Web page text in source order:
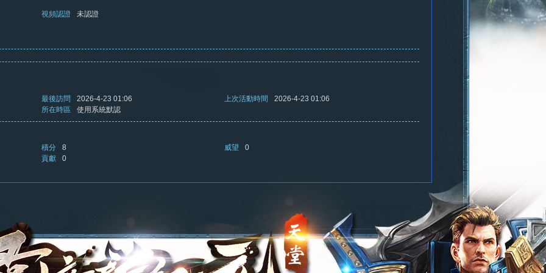
視頻認證 未認證
最後訪問 2026-4-23 01:06 上次活動時間
2026-4-23 01:06
所在時區
使用系統默認
積分 8 威望
0
貢獻
0